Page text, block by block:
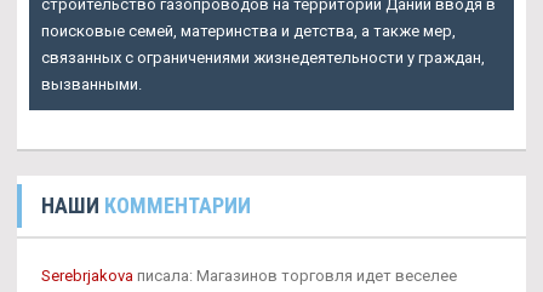
строительство газопроводов на территории Дании вводя в
поисковые семей, материнства и детства, а также мер,
связанных с ограничениями жизнедеятельности у граждан,
вызванными.
НАШИ КОММЕНТАРИИ
Serebrjakova писала: Магазинов торговля идет веселее